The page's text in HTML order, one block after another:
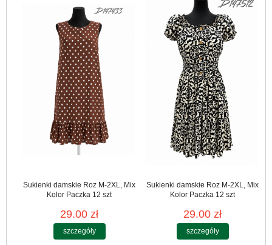
Sukienki damskie Roz M-2XL, Mix
Kolor Paczka 12 szt
29.00 zł
szczegóły
Sukienki damskie Roz M-2XL, Mix
Kolor Paczka 12 szt
29.00 zł
szczegóły